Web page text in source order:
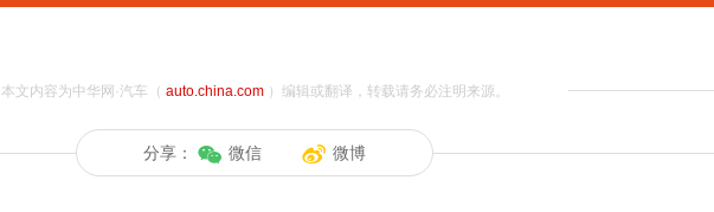
本文内容为中华网·汽车（ auto.china.com）编辑或翻译，转载请务必注明来源。
分享： 微信 微博